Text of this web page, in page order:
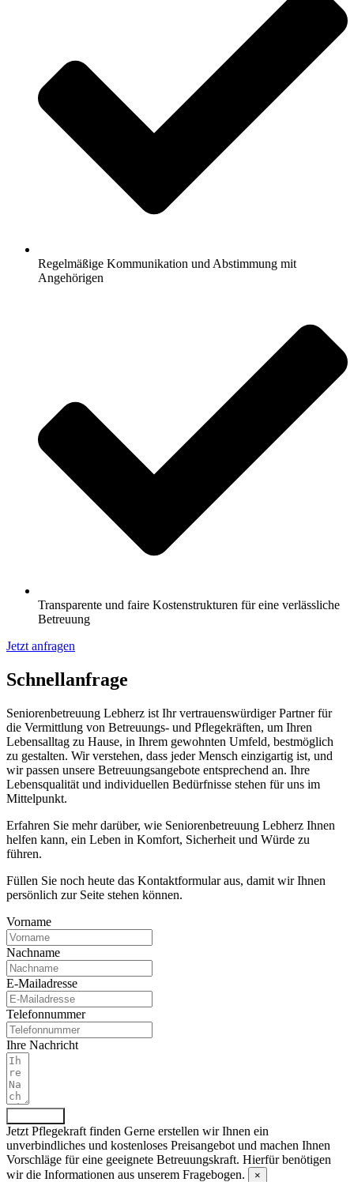
Regelmäßige Kommunikation und Abstimmung mit
Angehörigen
Transparente und faire Kostenstrukturen für eine verlässliche
Betreuung
Jetzt anfragen
Schnell­anfrage
Seniorenbetreuung Lebherz ist Ihr vertrauenswürdiger Partner für
die Vermittlung von Betreuungs- und Pflegekräften, um Ihren
Lebensalltag zu Hause, in Ihrem gewohnten Umfeld, bestmöglich
zu gestalten. Wir verstehen, dass jeder Mensch einzigartig ist, und
wir passen unsere Betreuungsangebote entsprechend an. Ihre
Lebensqualität und individuellen Bedürfnisse stehen für uns im
Mittelpunkt.
Erfahren Sie mehr darüber, wie Seniorenbetreuung Lebherz Ihnen
helfen kann, ein Leben in Komfort, Sicherheit und Würde zu
führen.
Füllen Sie noch heute das Kontaktformular aus, damit wir Ihnen
persönlich zur Seite stehen können.
Vorname
Nachname
E-Mailadresse
Telefonnummer
Ihre Nachricht
Jetzt Pflegekraft finden Gerne erstellen wir Ihnen ein
unverbindliches und kostenloses Preisangebot und machen Ihnen
Vorschläge für eine geeignete Betreuungskraft. Hierfür benötigen
wir die Informationen aus unserem Fragebogen.
×